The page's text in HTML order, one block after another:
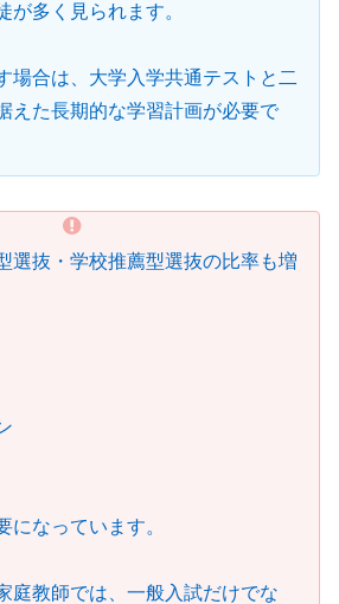
が多く見られます。
場合は、大学入学共通テストと二
えた長期的な学習計画が必要で
選抜・学校推薦型選抜の比率も増
になっています。
庭教師では、一般入試だけでな